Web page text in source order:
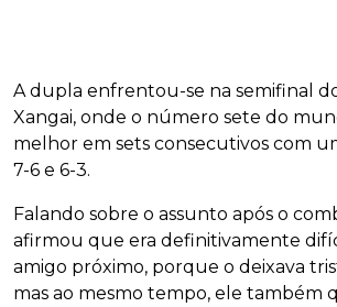
A dupla enfrentou-se na semifinal
Xangai, onde o número sete do
melhor em sets consecutivos com
7-6 e 6-3.
Falando sobre o assunto após o
afirmou que era definitivamente
amigo próximo, porque o deixava
mas ao mesmo tempo, ele também